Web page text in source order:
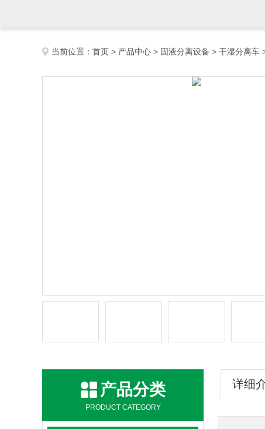
当前位置： 首页 > 产品中心 > 固液分离设备 > 干湿分离车
产品分类
PRODUCT CATEGORY
详细